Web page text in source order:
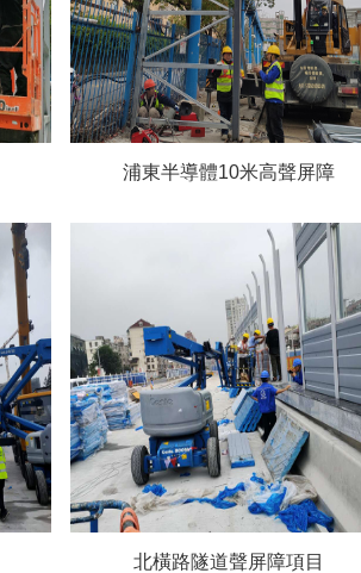
浦東半導體10米高聲屏障
北橫路隧道聲屏障項目